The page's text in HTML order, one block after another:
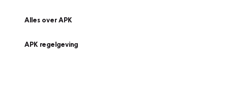
Alles over APK
APK regelgeving